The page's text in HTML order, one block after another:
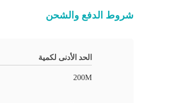
شروط الدفع والشحن
الحد الأدنى لكمية
200M